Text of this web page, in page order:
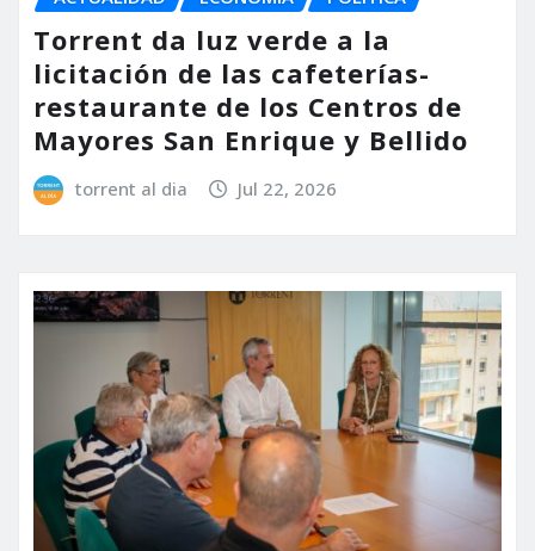
Torrent da luz verde a la
licitación de las cafeterías-
restaurante de los Centros de
Mayores San Enrique y Bellido
torrent al dia Jul 22, 2026